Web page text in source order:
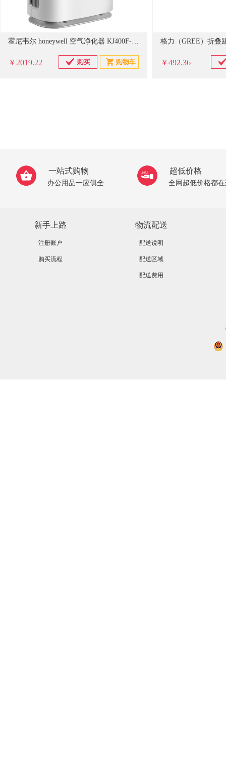
霍尼韦尔 honeywell 空气净化器 KJ400F-P21W
￥2019.22 ￥492.36
一站式购物
办公用品一应俱全
超低价格
全网超低价格都
新手上路
注册账户
购买流程
物流配送
配送说明
配送区域
配送费用